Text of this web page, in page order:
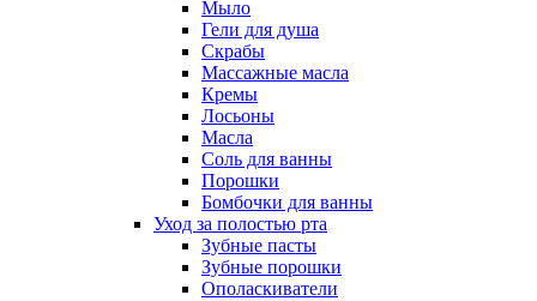
Мыло
Гели для душа
Скрабы
Массажные масла
Кремы
Лосьоны
Масла
Соль для ванны
Порошки
Бомбочки для ванны
Уход за полостью рта
Зубные пасты
Зубные порошки
Ополаскиватели